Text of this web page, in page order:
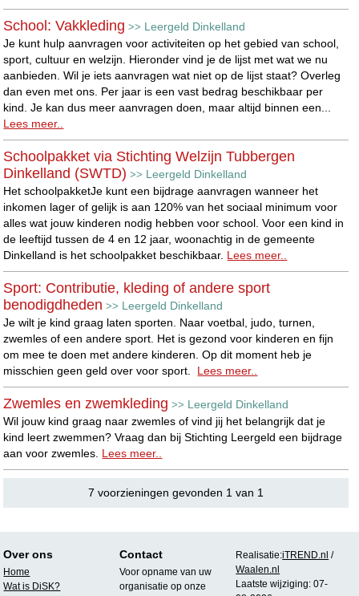
School: Vakkleding >> Leergeld Dinkelland
Je kunt hulp aanvragen voor activiteiten op het gebied van school,
sport, cultuur en welzijn. Hieronder vind je de lijst met wat we nu
aanbieden. Wil je iets aanvragen wat niet op de lijst staat? Overleg
dan even met ons. Per jaar is een vast bedrag beschikbaar per
kind. Je kan dus meer aanvragen doen, maar altijd binnen een...
Lees meer..
Schoolpakket via Stichting Welzijn Tubbergen
Dinkelland (SWTD) >> Leergeld Dinkelland
Het schoolpakketJe kunt een bijdrage aanvragen wanneer het
inkomen lager of gelijk is aan 120% van het sociaal minimum voor
alles wat jouw kinderen nodig hebben voor school. Voor een kind in
de leeftijd tussen de 4 en 12 jaar, woonachtig in de gemeente
Dinkelland is het schoolpakket beschikbaar. Lees meer..
Sport: Contributie, kleding of andere sport
benodigdheden >> Leergeld Dinkelland
Je wilt je kind graag laten sporten. Naar voetbal, judo, turnen,
zwemles of een andere sport. Het is gezond voor kinderen en fijn
om mee te doen met andere kinderen. Op dit moment heb je
misschien geen geld over voor sport. Lees meer..
Zwemles en zwemkleding >> Leergeld Dinkelland
Wil jouw kind graag naar zwemles of vind jij het belangrijk dat je
kind leert zwemmen? Vraag dan bij Stichting Leergeld een bijdrage
aan voor zwemles. Lees meer..
7 voorzieningen gevonden 1 van 1
Over ons
Home
Wat is DiSK?
Contact
Voor opname van uw
organisatie op onze
Realisatie:iTREND.nl /
Waalen.nl
Laatste wijziging: 07-